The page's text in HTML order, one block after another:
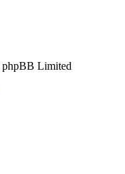
Limited